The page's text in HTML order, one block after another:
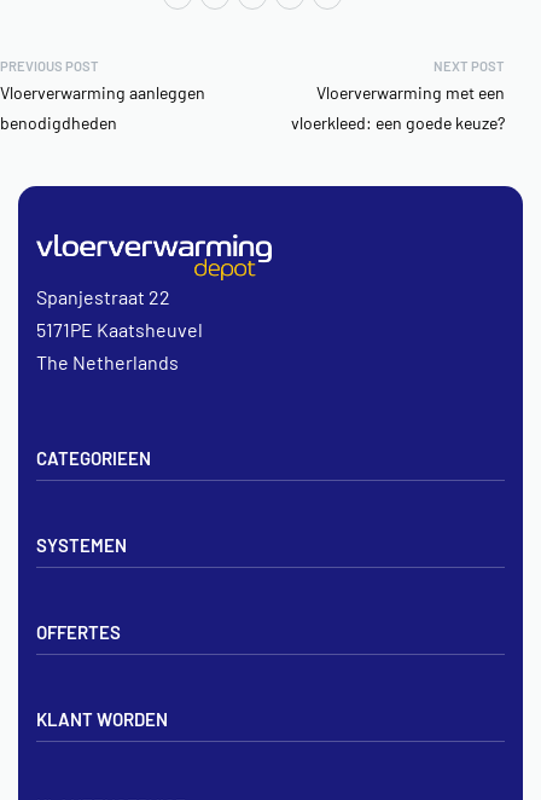
PREVIOUS POST
Vloerverwarming aanleggen
benodigdheden
NEXT POST
Vloerverwarming met een
vloerkleed: een goede keuze?
CATEGORIEEN
Verdelers
Noppenplaten
Draadmatten
SYSTEMEN
Noppenplaat systeem
OFFERTES
Offerte voor vloerverwarming
KLANT WORDEN
Spanjestraat 22
5171PE Kaatsheuvel
The Netherlands